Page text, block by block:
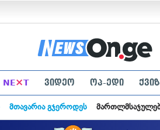
NE×T ვიდეო ოპ-ედი
მთავარია გჯეროდეს